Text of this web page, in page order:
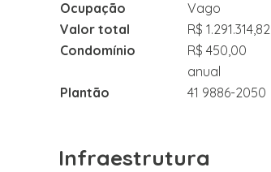
Ocupação
Vago
Valor total
R$ 1.291.314,82
Condomínio
R$ 450,00
anual
Plantão
41 9886-2050
Infraestrutura